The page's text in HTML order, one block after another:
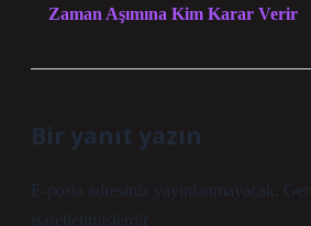
Zaman Aşımına Kim Karar Verir
Bir yanıt yazın
E-posta adresiniz yayınlanmayacak.
işaretlenmişlerdir